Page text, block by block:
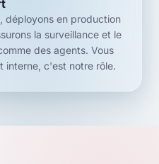
déployons en production
la surveillance et le
des agents. Vous
interne, c'est notre rôle.